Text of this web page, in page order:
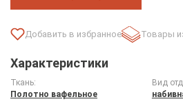
Товары
Характеристики
Ткань:
Полотно вафельное
Вид